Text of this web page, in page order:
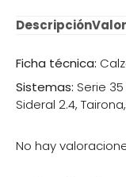
Descripción
Ficha técnica:
Sistemas: Serie
Sideral 2.4,
No hay